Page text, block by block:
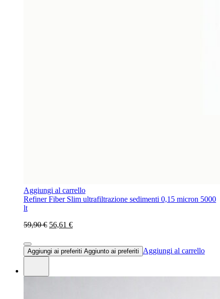
Aggiungi al carrello
Refiner Fiber Slim ultrafiltrazione sedimenti 0,15 micron 5000
lt
59,90 € 56,61 €
Aggiungi ai preferiti Aggiunto ai preferiti Aggiungi al carrello